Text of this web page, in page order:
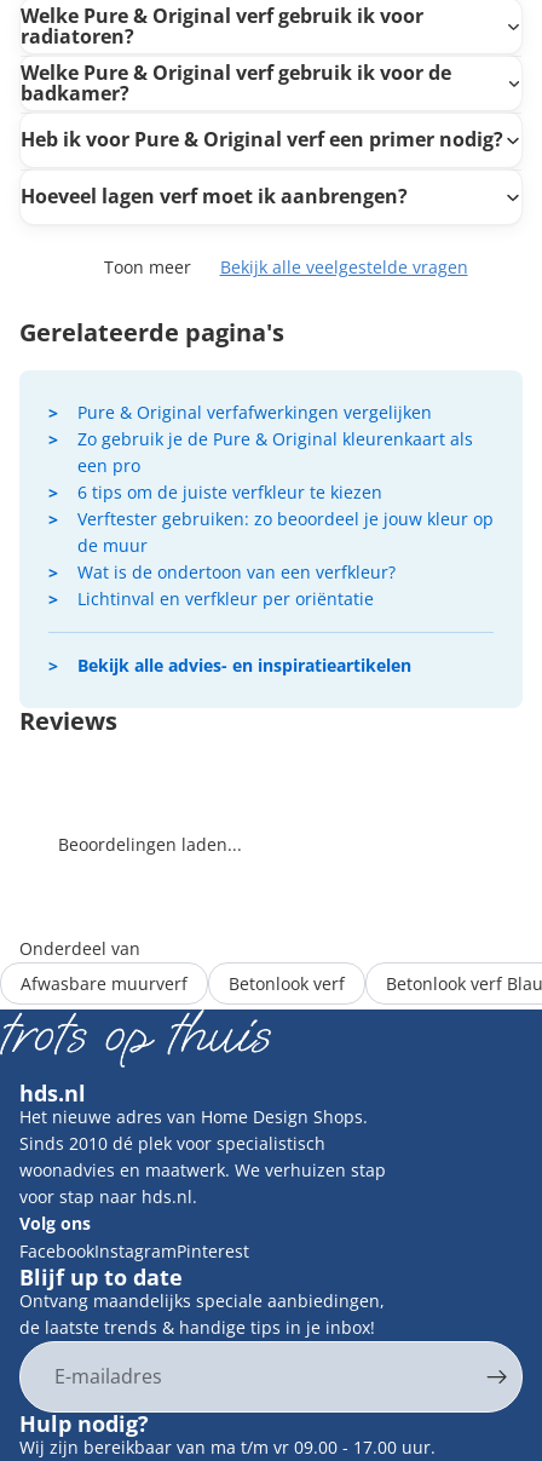
Welke Pure & Original verf gebruik ik voor
radiatoren?
Welke Pure & Original verf gebruik ik voor de
badkamer?
Heb ik voor Pure & Original verf een primer nodig?
Hoeveel lagen verf moet ik aanbrengen?
Toon meer Bekijk alle veelgestelde vragen
Gerelateerde pagina's
Pure & Original verfafwerkingen vergelijken
Zo gebruik je de Pure & Original kleurenkaart als
een pro
6 tips om de juiste verfkleur te kiezen
Verftester gebruiken: zo beoordeel je jouw kleur op
de muur
Wat is de ondertoon van een verfkleur?
Lichtinval en verfkleur per oriëntatie
Bekijk alle advies- en inspiratieartikelen
Reviews
Beoordelingen laden...
Onderdeel van
Afwasbare muurverf
Betonlook verf Betonlook verf
hds.nl
Het nieuwe adres van Home Design Shops.
Sinds 2010 dé plek voor specialistisch
woonadvies en maatwerk. We verhuizen stap
voor stap naar hds.nl.
Volg ons
FacebookInstagramPinterest
Blijf up to date
Ontvang maandelijks speciale aanbiedingen,
de laatste trends & handige tips in je inbox!
E-mail
Hulp nodig?
Wij zijn bereikbaar van ma t/m vr 09.00 - 17.00 uur.
Contactgegevens